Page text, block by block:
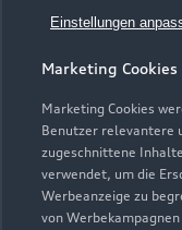
Einstellungen
Marketing Cookies
Marketing Cookies
Benutzer relevantere
zugeschnittene
verwendet, um die
Werbeanzeige zu
von
Geschäftskunden
Audi Services
Garantie
Audi digital services
myAudi
Audi Code
Häufige Fragen
Audi Online
Über Audi
Unternehmen
Karriere
Investor Relations
© 2026 AUDI AG.